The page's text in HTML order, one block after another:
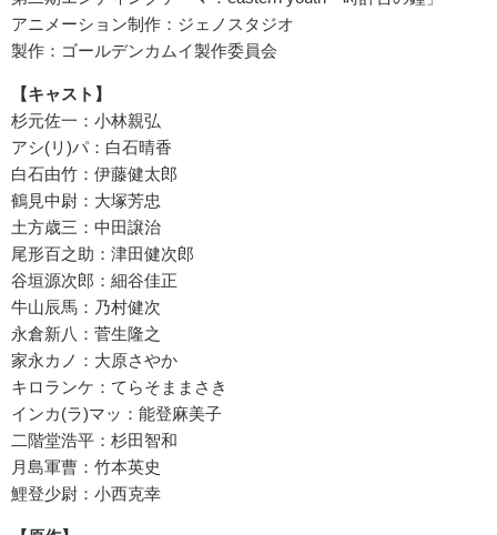
アニメーション制作：ジェノスタジオ
製作：ゴールデンカムイ製作委員会
【キャスト】
杉元佐一：小林親弘
アシ(リ)パ：白石晴香
白石由竹：伊藤健太郎
鶴見中尉：大塚芳忠
土方歳三：中田譲治
尾形百之助：津田健次郎
谷垣源次郎：細谷佳正
牛山辰馬：乃村健次
永倉新八：菅生隆之
家永カノ：大原さやか
キロランケ：てらそままさき
インカ(ラ)マッ：能登麻美子
二階堂浩平：杉田智和
月島軍曹：竹本英史
鯉登少尉：小西克幸